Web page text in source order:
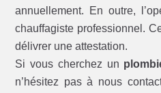
annuellement. En outre,
chauffagiste professionnel.
délivrer une attestation.
Si vous cherchez un
n’hésitez pas à nous